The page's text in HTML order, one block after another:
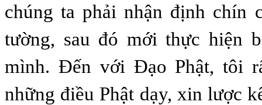
chúng ta phải nhận định chín
tường, sau đó mới thực hiện
mình. Đến với Đạo Phật, tôi
những điều Phật dạy, xin lược